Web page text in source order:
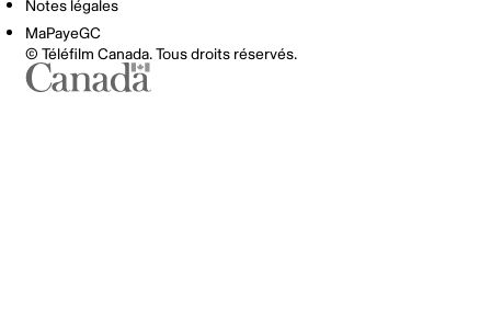
Notes légales
MaPayeGC
© Téléfilm Canada. Tous droits réservés.